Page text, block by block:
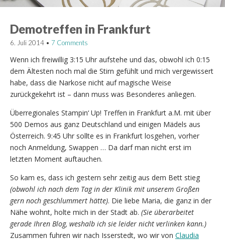
Demotreffen in Frankfurt
6. Juli 2014 • 7 Comments
Wenn ich freiwillig 3:15 Uhr aufstehe und das, obwohl ich 0:15
dem Ältesten noch mal die Stirn gefühlt und mich vergewissert
habe, dass die Narkose nicht auf magische Weise
zurückgekehrt ist – dann muss was Besonderes anliegen.
Überregionales Stampin‘ Up! Treffen in Frankfurt a.M. mit über
500 Demos aus ganz Deutschland und einigen Mädels aus
Österreich. 9:45 Uhr sollte es in Frankfurt losgehen, vorher
noch Anmeldung, Swappen … Da darf man nicht erst im
letzten Moment auftauchen.
So kam es, dass ich gestern sehr zeitig aus dem Bett stieg
(obwohl ich nach dem Tag in der Klinik mit unserem Großen
gern noch geschlummert hätte). Die liebe Maria, die ganz in der
Nähe wohnt, holte mich in der Stadt ab. (Sie überarbeitet
gerade Ihren Blog, weshalb ich sie leider nicht verlinken kann.)
Zusammen fuhren wir nach Isserstedt, wo wir von Claudia